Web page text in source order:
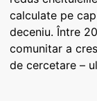
calculate pe
deceniu. Între
comunitar a
de cercetare –